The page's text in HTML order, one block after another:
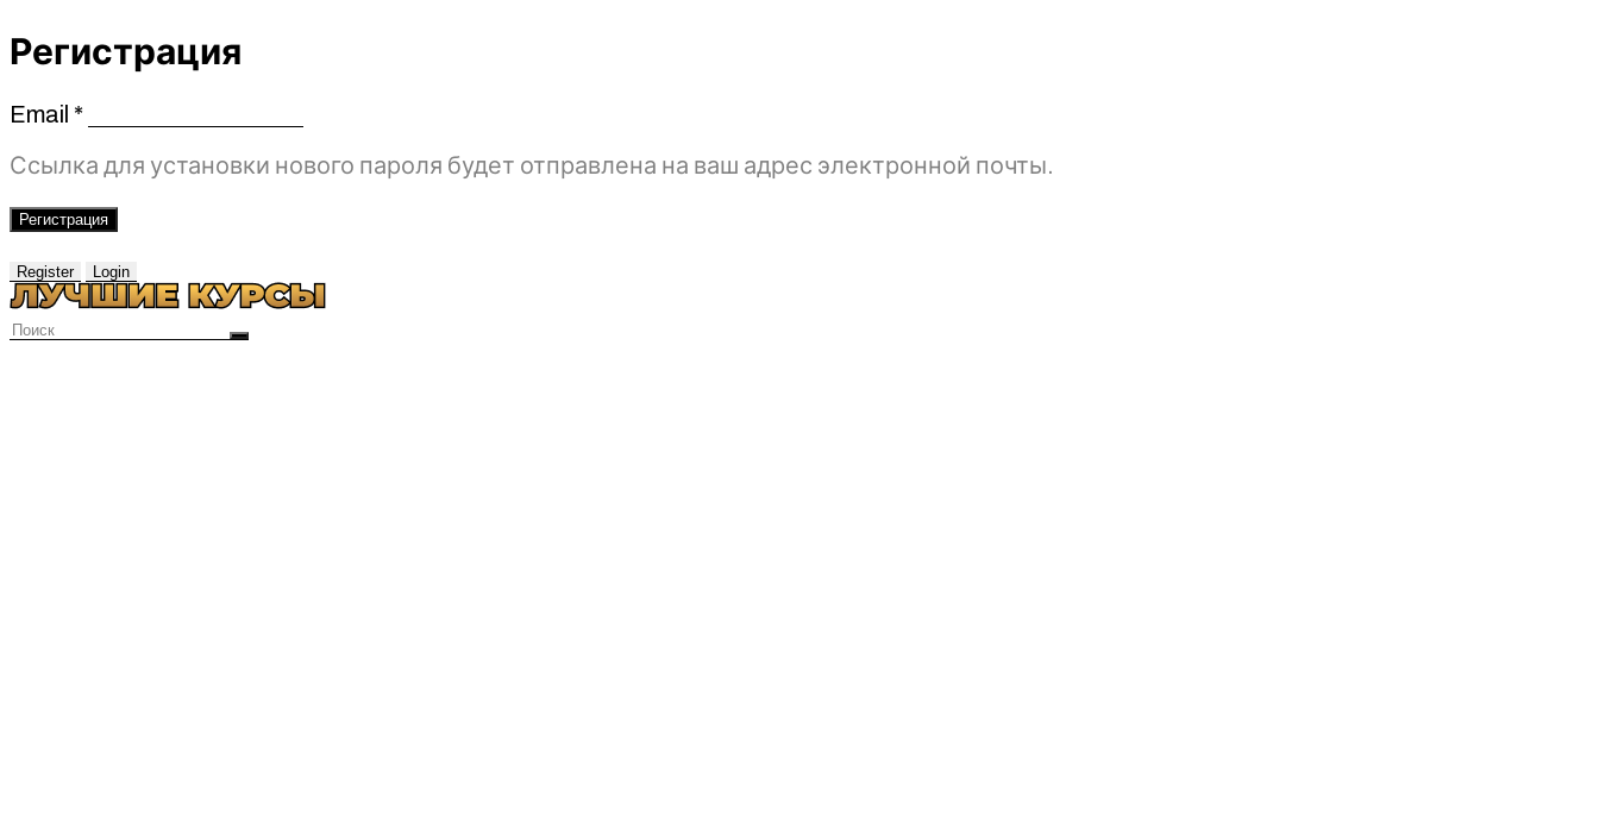
Регистрация
Email *Обязательно
Ссылка для установки нового пароля будет отправлена ​​на ваш адрес электронной почты.
Регистрация
Register Login